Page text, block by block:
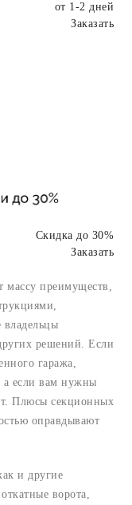
от 1-2 дней
Заказать
Скидка до 30%
Заказать
массу преимуществ,
решений. Если
гаража,
а если вам нужны
Плюсы секционных
оправдывают
и другие
ворота,